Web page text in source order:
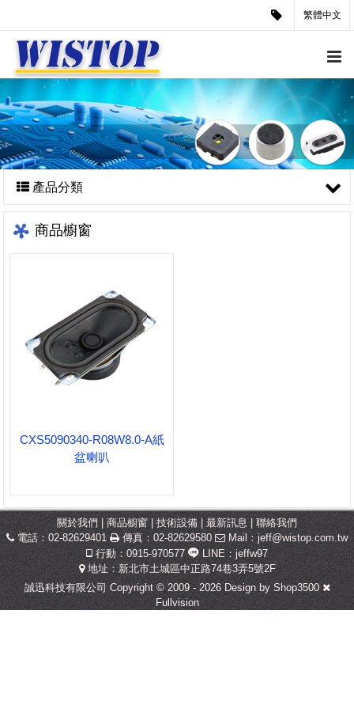
繁體中文
產品分類
商品櫥窗
CXS5090340-R08W8.0-A紙
盆喇叭
關於我們 商品櫥窗 技術設備 | 最新訊息|聯絡我們
電話：02-82629401
傳真：02-82629580 Mail： jeff@wistop.com.tw
行動：0915-970577
LINE：jeffw97
地址：新北市土城區中正路74巷3弄5號2F
誠迅科技有限公司 Copyright © 2009 - 2026 Design by Shop3500
Fullvision